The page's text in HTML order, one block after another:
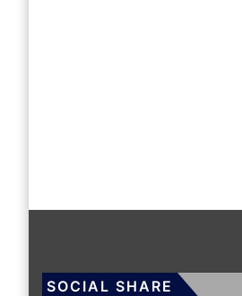
SOCIAL SHARE